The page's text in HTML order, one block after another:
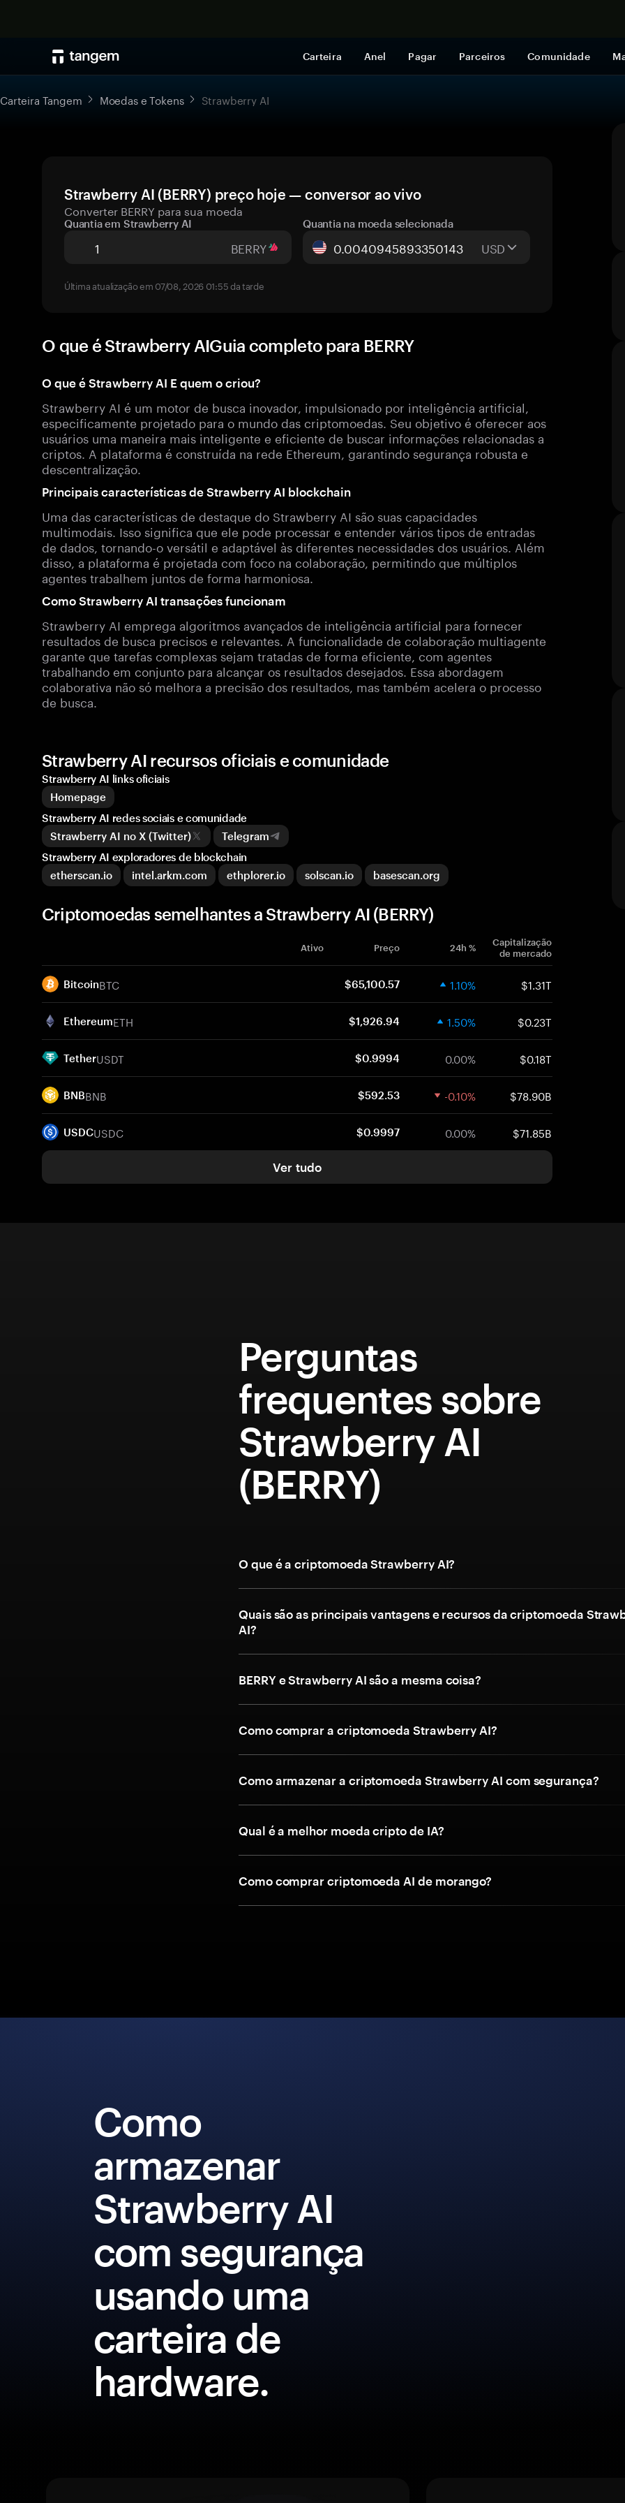
Carteira Anel Pagar Parceiros Comunidade
Carteira Tangem Moedas e Tokens Strawberry AI
Strawberry AI (BERRY) preço hoje — conversor ao vivo
Converter BERRY para sua moeda
Quantia em Strawberry AI
BERRY
Quantia na moeda selecionada
USD
Última atualização em 07/08, 2026 01:55 da tarde
O que é Strawberry AIGuia completo para BERRY
O que é Strawberry AI E quem o criou?
Strawberry AI é um motor de busca inovador, impulsionado por inteligência artificial,
especificamente projetado para o mundo das criptomoedas. Seu objetivo é oferecer aos
usuários uma maneira mais inteligente e eficiente de buscar informações relacionadas a
criptos. A plataforma é construída na rede Ethereum, garantindo segurança robusta e
descentralização.
Principais características de Strawberry AI blockchain
Uma das características de destaque do Strawberry AI são suas capacidades
multimodais. Isso significa que ele pode processar e entender vários tipos de entradas
de dados, tornando-o versátil e adaptável às diferentes necessidades dos usuários. Além
disso, a plataforma é projetada com foco na colaboração, permitindo que múltiplos
agentes trabalhem juntos de forma harmoniosa.
Como Strawberry AI transações funcionam
Strawberry AI emprega algoritmos avançados de inteligência artificial para fornecer
resultados de busca precisos e relevantes. A funcionalidade de colaboração multiagente
garante que tarefas complexas sejam tratadas de forma eficiente, com agentes
trabalhando em conjunto para alcançar os resultados desejados. Essa abordagem
colaborativa não só melhora a precisão dos resultados, mas também acelera o processo
de busca.
Strawberry AI recursos oficiais e comunidade
Strawberry AI links oficiais
Homepage
Strawberry AI redes sociais e comunidade
Strawberry AI no X (Twitter)
Telegram
Strawberry AI exploradores de blockchain
etherscan.io
intel.arkm.com ethplorer.io solscan.io basescan.org
Criptomoedas semelhantes a Strawberry AI (BERRY)
Ativo Preço 24h %
Capitalização
de mercado
BitcoinBTC $65,100.57 1.10% $1.31T
EthereumETH $1,926.94 1.50% $0.23T
TetherUSDT $0.9994 0.00% $0.18T
BNBBNB $592.53 -0.10% $78.90B
USDCUSDC $0.9997 0.00% $71.85B
Ver tudo
Perguntas
frequentes sobre
Strawberry AI
(BERRY)
O que é a criptomoeda Strawberry AI?
Quais são as principais vantagens e recursos da criptomoeda
AI?
BERRY e Strawberry AI são a mesma coisa?
Como comprar a criptomoeda Strawberry AI?
Como armazenar a criptomoeda Strawberry AI com segurança?
Qual é a melhor moeda cripto de IA?
Como comprar criptomoeda AI de morango?
Como
armazenar
Strawberry AI
com segurança
usando uma
carteira de
hardware.